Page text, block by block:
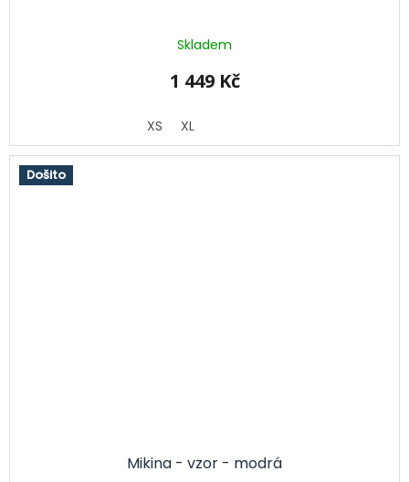
Skladem
1 449 Kč
XS XL
Došito
Mikina - vzor - modrá